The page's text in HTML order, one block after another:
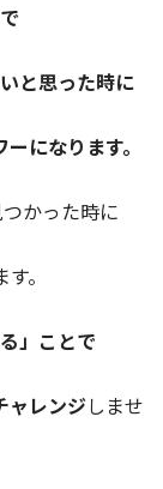
と思った時に
になります。
かった時に
す。
」ことで
ャレンジしませ